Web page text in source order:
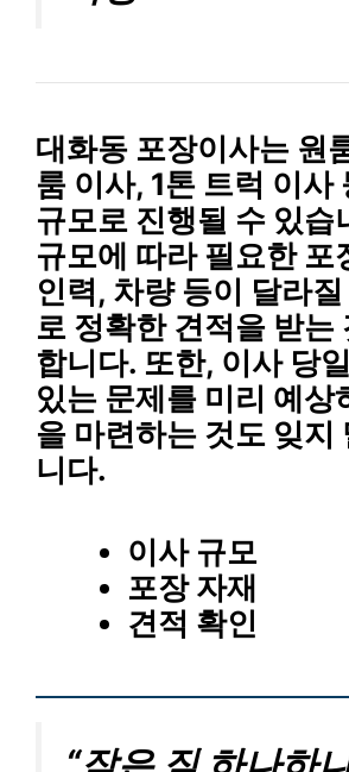
대화동 포장이사는 원
룸 이사, 1톤 트럭 이사
규모로 진행될 수 있습
규모에 따라필요한 포
인력, 차량등이 달라질
로 정확한 견적을 받는
합니다. 또한, 이사 당
있는 문제 를 미리 예상
을 마련하는 것도 잊지
니다.
이사 규모
포장 자재
견적 확인
“작은 짐 하나하